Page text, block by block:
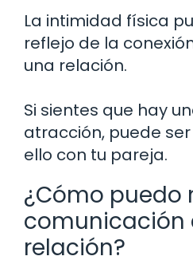
La intimidad física
reflejo de la
una relación.
Si sientes que hay
atracción, puede
ello con tu pareja.
¿Cómo puedo
comunicación
relación?